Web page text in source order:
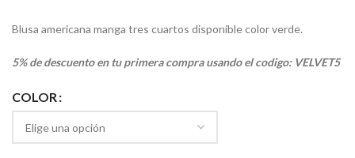
Blusa americana manga tres cuartos disponible color verde.
5% de descuento en tu primera compra usando el codigo: VELVET5
COLOR